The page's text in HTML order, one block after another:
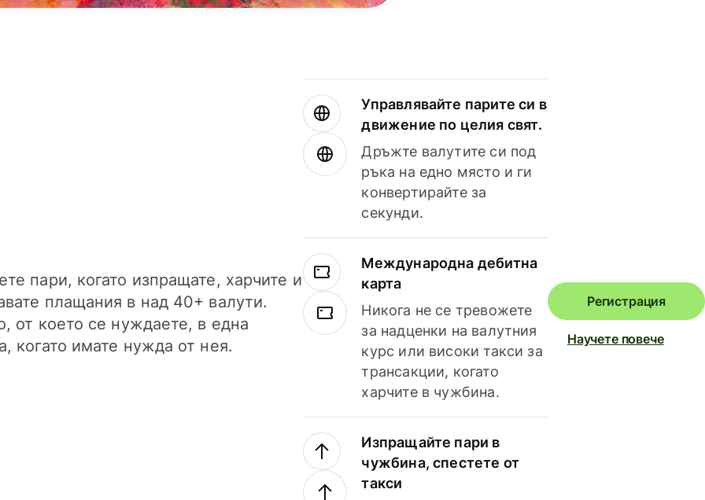
пари, когато изпращате, харчите и
плащания в над 40+ валути.
от което се нуждаете, в една
когато имате нужда от нея.
Управлявайте парите си в
движение по целия свят.
Дръжте валутите си под
ръка на едно място и ги
конвертирайте за
секунди.
Международна дебитна
карта
Никога не се тревожете
за надценки на валутния
курс или високи такси за
трансакции, когато
харчите в чужбина.
Изпращайте пари в
чужбина, спестете от
такси
Регистрация
Научете повече